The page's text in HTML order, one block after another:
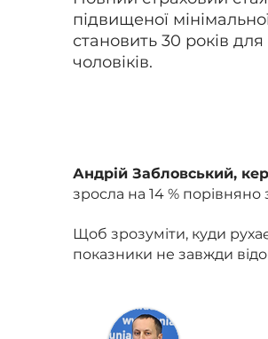
підвищеної
становить 30 років
чоловіків.
Андрій Забловський,
зросла на 14 %
Щоб зрозуміти, куди
показники не завжди